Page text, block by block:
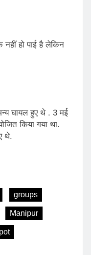
हो पाई है लेकिन
घायल हुए थे . 3 मई
किया गया था.
थे.
groups
Manipur